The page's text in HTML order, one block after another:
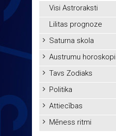
Visi Astroraksti
Lilitas prognoze
Saturna skola
Austrumu horoskopi
Tavs Zodiaks
Politika
Attiecības
Mēness ritmi